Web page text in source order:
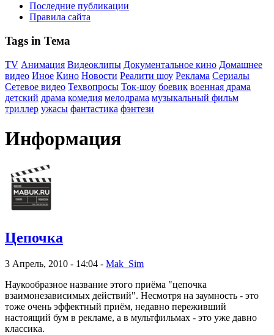
Последние публикации
Правила сайта
Tags in Тема
TV Анимация Видеоклипы Документальное кино Домашнее
видео Иное Кино Новости Реалити шоу Реклама Сериалы
Сетевое видео Техвопросы Ток-шоу боевик военная драма
детский драма комедия мелодрама музыкальный фильм
триллер ужасы фантастика фэнтези
Информация
Цепочка
3 Апрель, 2010 - 14:04 - Mak_Sim
Наукообразное название этого приёма "цепочка
взаимонезависимых действий". Несмотря на заумность - это
тоже очень эффектный приём, недавно переживший
настоящий бум в рекламе, а в мультфильмах - это уже давно
классика.